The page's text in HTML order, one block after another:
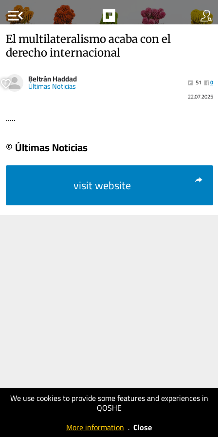
menu_open
We use cookies to provide some features and experiences in
QOSHE
More information . Close
El multilateralismo acaba con el
derecho internacional
Beltrán Haddad
Últimas Noticias 51
0
22.07.2025
.....
© Últimas Noticias
visit website